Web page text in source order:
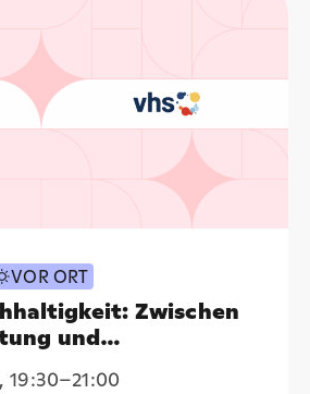
VOR ORT
Zwischen
und
,19:30–21:00